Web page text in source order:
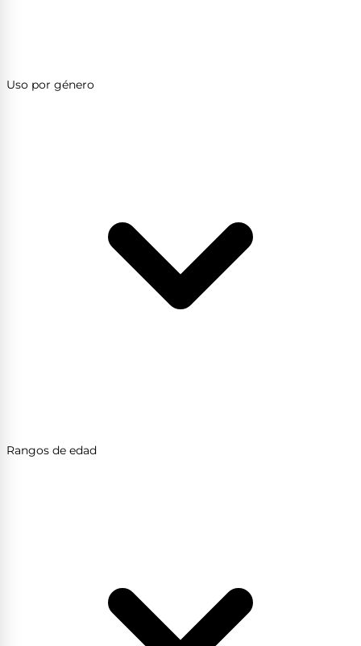
Uso por género
Rangos de edad